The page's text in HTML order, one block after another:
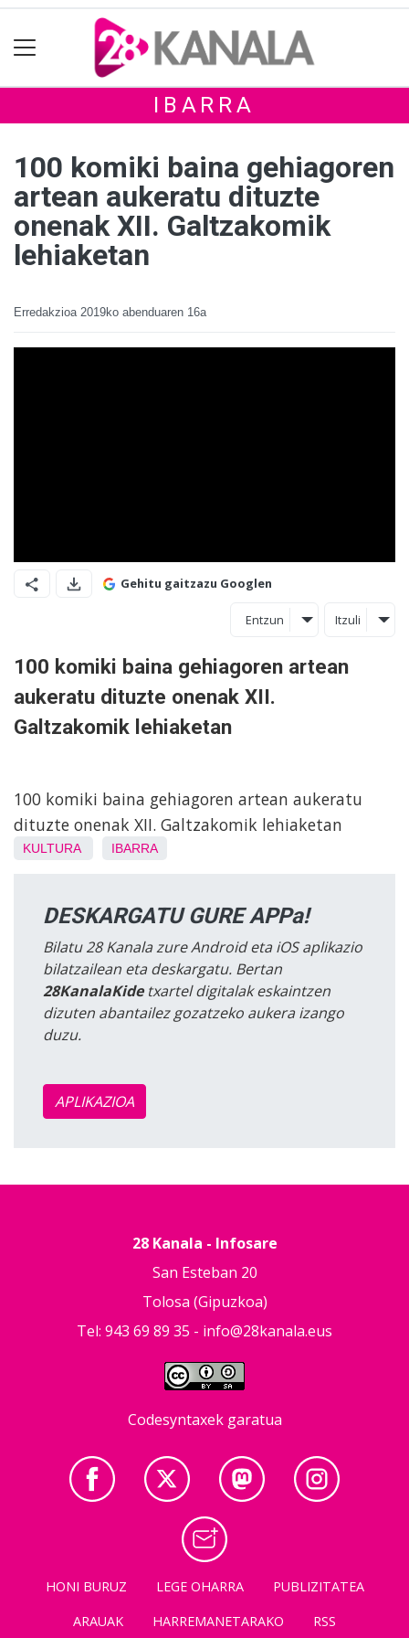
IBARRA
100 komiki baina gehiagoren
artean aukeratu dituzte
onenak XII. Galtzakomik
lehiaketan
Erredakzioa 2019ko abenduaren 16a
Gehitu gaitzazu Googlen
Entzun Itzuli
100 komiki baina gehiagoren artean
aukeratu dituzte onenak XII.
Galtzakomik lehiaketan
100 komiki baina gehiagoren artean aukeratu
dituzte onenak XII. Galtzakomik lehiaketan
KULTURA IBARRA
DESKARGATU GURE APPa!
Bilatu 28 Kanala zure Android eta iOS aplikazio
bilatzailean eta deskargatu. Bertan
28KanalaKidetxartel digitalak eskaintzen
dizuten abantailez gozatzeko aukera izango
duzu.
APLIKAZIOA
28 Kanala - Infosare
San Esteban 20
Tolosa (Gipuzkoa)
Tel: 943 69 89 35 - info@28kanala.eus
Codesyntaxek garatua
HONI BURUZ LEGE OHARRA
PUBLIZITATEA
ARAUAK
HARREMANETARAKO RSS